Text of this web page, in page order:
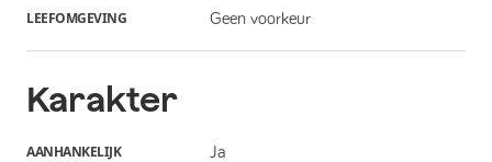
LEEFOMGEVING Geen voorkeur
Karakter
AANHANKELIJK Ja